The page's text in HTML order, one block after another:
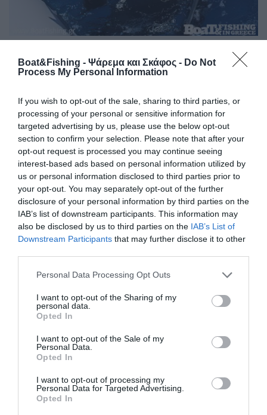
Boat&Fishing - Ψάρεμα και Σκάφος - Do Not
Process My Personal Information
If you wish to opt-out of the sale, sharing to third parties, or
processing of your personal or sensitive information for
targeted advertising by us, please use the below opt-out
section to confirm your selection. Please note that after your
opt-out request is processed you may continue seeing
interest-based ads based on personal information utilized by
us or personal information disclosed to third parties prior to
your opt-out. You may separately opt-out of the further
disclosure of your personal information by third parties on the
IAB’s list of downstream participants. This information may
also be disclosed by us to third parties on the IAB’s List of
Downstream Participants that may further disclose it to other
Personal Data Processing Opt Outs
I want to opt-out of the Sharing of my
personal data.
Opted In
I want to opt-out of the Sale of my
Personal Data.
Opted In
I want to opt-out of processing my
Personal Data for Targeted Advertising.
Opted In
Το αγωνιστικό μέρος εξελίχθηκε ομαλά δίνοντας σε
όλους μας ένα αίσθημα ικανοποίησης για το αποτέλεσμα.
Ώρα 13:00. Έξοδος ομάδων από το νερό και λήξη του
αγωνιστικού μέρους. Οι ομάδες μαζεύτηκαν στο σημείο
και παραδίνουν τα αλιεύματα για καταμέτρηση και ζύγισμα
για την κατάταξη τους στην βαθμολογία.